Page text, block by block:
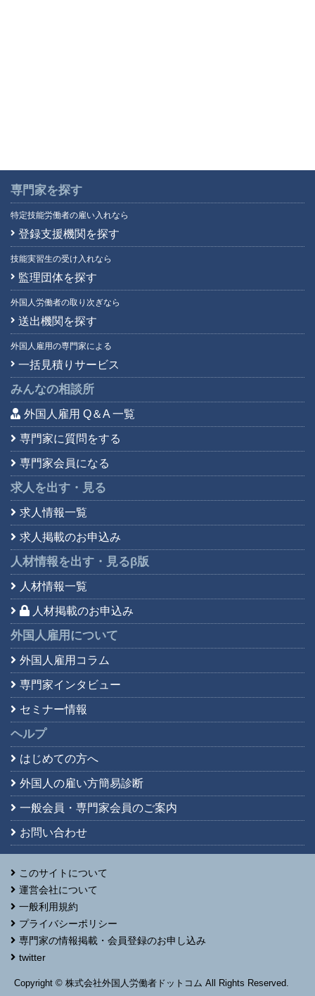
専門家を探す
特定技能労働者の雇い入れなら
登録支援機関を探す
技能実習生の受け入れなら
監理団体を探す
外国人労働者の取り次ぎなら
送出機関を探す
外国人雇用の専門家による
一括見積りサービス
みんなの相談所
外国人雇用 Q＆A 一覧
専門家に質問をする
専門家会員になる
求人を出す・見る
求人情報一覧
求人掲載のお申込み
人材情報を出す・見るβ版
人材情報一覧
人材掲載のお申込み
外国人雇用について
外国人雇用コラム
専門家インタビュー
セミナー情報
ヘルプ
はじめての方へ
外国人の雇い方簡易診断
一般会員・専門家会員のご案内
お問い合わせ
このサイトについて
運営会社について
一般利用規約
プライバシーポリシー
専門家の情報掲載・会員登録のお申し込み
twitter
Copyright © 株式会社外国人労働者ドットコム All Rights Reserved.